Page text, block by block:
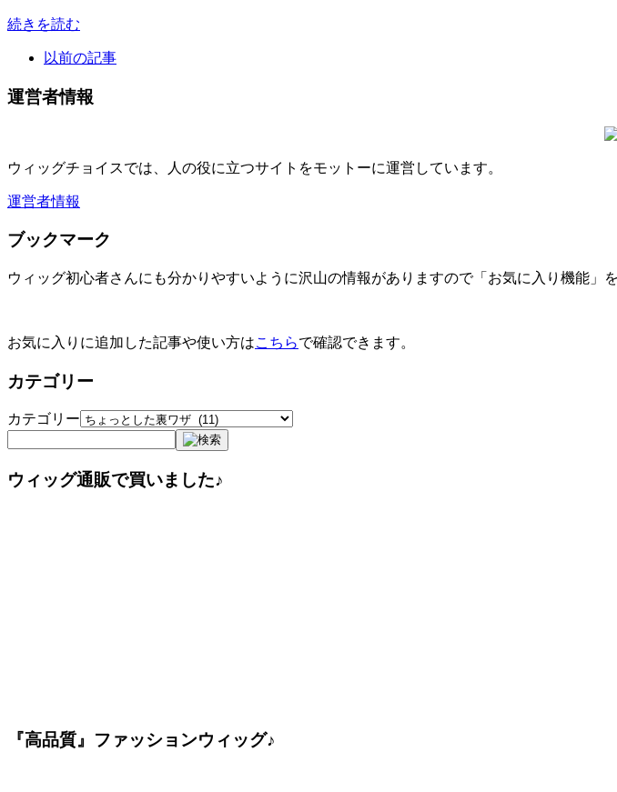
続きを読む
以前の記事
運営者情報
ウィッグチョイスでは、人の役に立つサイトをモットーに運営しています。
運営者情報
ブックマーク
ウィッグ初心者さんにも分かりやすいように沢山の情報がありますので「お気に入り機能」
お気に入りに追加した記事や使い方はこちらで確認できます。
カテゴリー
カテゴリー
ウィッグ通販で買いました♪
『高品質』ファッションウィッグ♪